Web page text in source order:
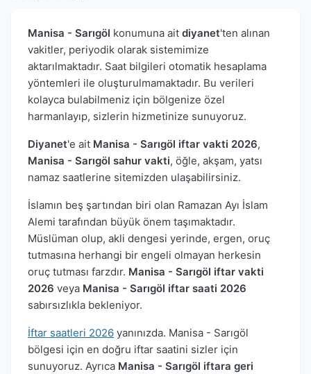
Manisa - Sarıgöl konumuna ait diyanet'ten alınan
vakitler, periyodik olarak sistemimize
aktarılmaktadır. Saat bilgileri otomatik hesaplama
yöntemleri ile oluşturulmamaktadır. Bu verileri
kolayca bulabilmeniz için bölgenize özel
harmanlayıp, sizlerin hizmetinize sunuyoruz.
Diyanet'e ait Manisa - Sarıgöl iftar vakti 2026,
Manisa - Sarıgöl sahur vakti, öğle, akşam, yatsı
namaz saatlerine sitemizden ulaşabilirsiniz.
İslamın beş şartından biri olan Ramazan Ayı İslam
Alemi tarafından büyük önem taşımaktadır.
Müslüman olup, akli dengesi yerinde, ergen, oruç
tutmasına herhangi bir engeli olmayan herkesin
oruç tutması farzdır. Manisa - Sarıgöl iftar vakti
2026 veya Manisa - Sarıgöl iftar saati 2026
sabırsızlıkla bekleniyor.
İftar saatleri 2026 yanınızda. Manisa - Sarıgöl
bölgesi için en doğru iftar saatini sizler için
sunuyoruz. Ayrıca Manisa - Sarıgöl iftara geri